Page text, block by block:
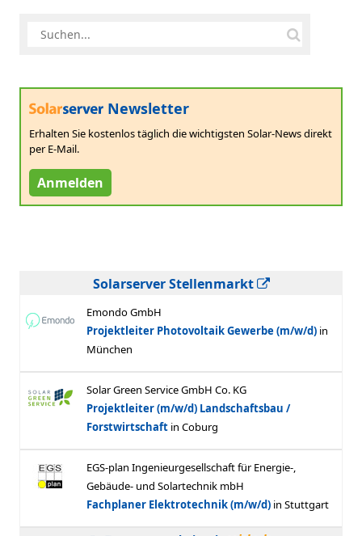
Newsletter
Erhalten Sie kostenlos täglich die wichtigsten Solar-News direkt
per E-Mail.
Anmelden
Solarserver Stellenmarkt